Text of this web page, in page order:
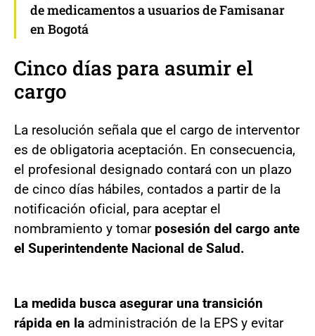
de medicamentos a usuarios de Famisanar
en Bogotá
Cinco días para asumir el
cargo
La resolución señala que el cargo de interventor
es de obligatoria aceptación. En consecuencia,
el profesional designado contará con un plazo
de cinco días hábiles, contados a partir de la
notificación oficial, para aceptar el
nombramiento y tomar posesión del cargo ante
el Superintendente Nacional de Salud.
La medida busca asegurar una transición
rápida en la administración de la EPS y evitar